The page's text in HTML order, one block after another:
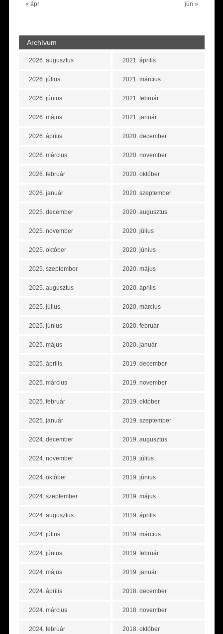
« ápr jún »
Archívum
2026. augusztus
2026. július
2026. június
2026. május
2026. április
2026. március
2026. február
2026. január
2025. december
2025. november
2025. október
2025. szeptember
2025. augusztus
2025. július
2025. június
2025. május
2025. április
2025. március
2025. február
2025. január
2024. december
2024. november
2024. október
2024. szeptember
2024. augusztus
2024. július
2024. június
2024. május
2024. április
2024. március
2024. február
2021. április
2021. március
2021. február
2021. január
2020. december
2020. november
2020. október
2020. szeptember
2020. augusztus
2020. július
2020. június
2020. május
2020. április
2020. március
2020. február
2020. január
2019. december
2019. november
2019. október
2019. szeptember
2019. augusztus
2019. július
2019. június
2019. május
2019. április
2019. március
2019. február
2019. január
2018. december
2018. november
2018. október